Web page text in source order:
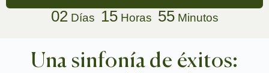
02 Días 15 Horas 55 Minutos
Una sinfonía de éxitos: